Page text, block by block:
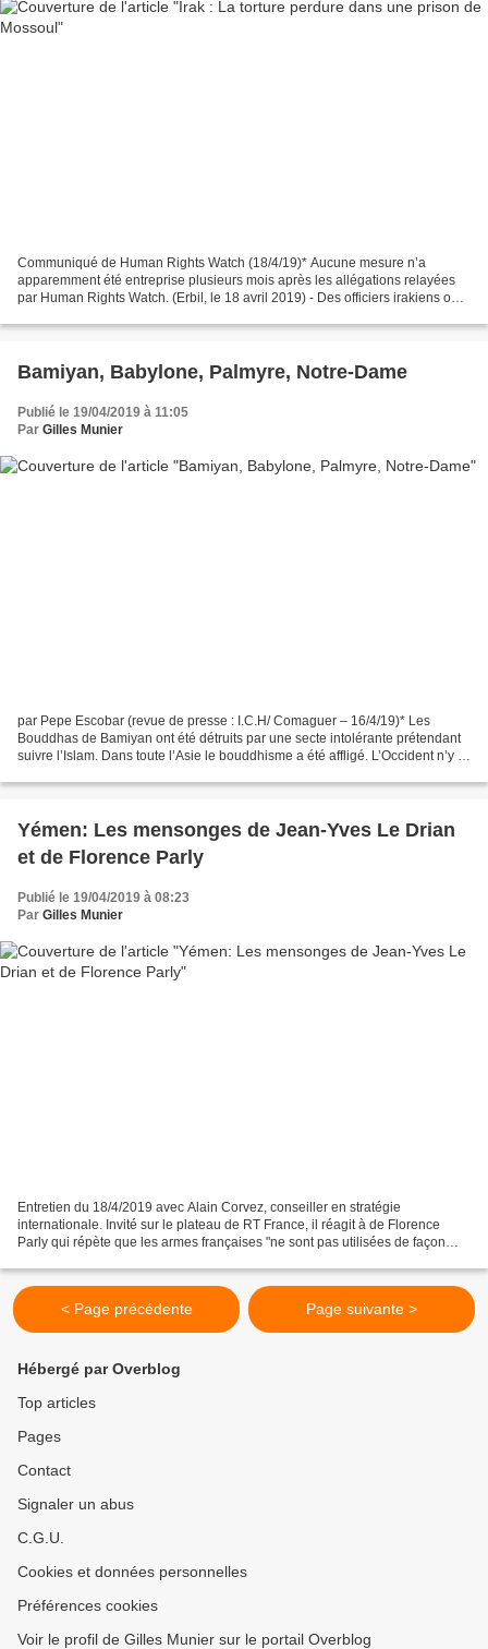
Communiqué de Human Rights Watch (18/4/19)* Aucune mesure n’a
apparemment été entreprise plusieurs mois après les allégations relayées
par Human Rights Watch. (Erbil, le 18 avril 2019) - Des officiers irakiens ont
Bamiyan, Babylone, Palmyre, Notre-Dame
Publié le 19/04/2019 à 11:05
Par Gilles Munier
par Pepe Escobar (revue de presse : I.C.H/ Comaguer – 16/4/19)* Les
Bouddhas de Bamiyan ont été détruits par une secte intolérante prétendant
suivre l’Islam. Dans toute l’Asie le bouddhisme a été affligé. L’Occident n’y a
Yémen: Les mensonges de Jean-Yves Le Drian
et de Florence Parly
Publié le 19/04/2019 à 08:23
Par Gilles Munier
Entretien du 18/4/2019 avec Alain Corvez, conseiller en stratégie
internationale. Invité sur le plateau de RT France, il réagit à de Florence
Parly qui répète que les armes françaises "ne sont pas utilisées de façon
< Page précédente Page suivante >
Hébergé par Overblog
Top articles
Pages
Contact
Signaler un abus
C.G.U.
Cookies et données personnelles
Préférences cookies
Voir le profil de Gilles Munier sur le portail Overblog